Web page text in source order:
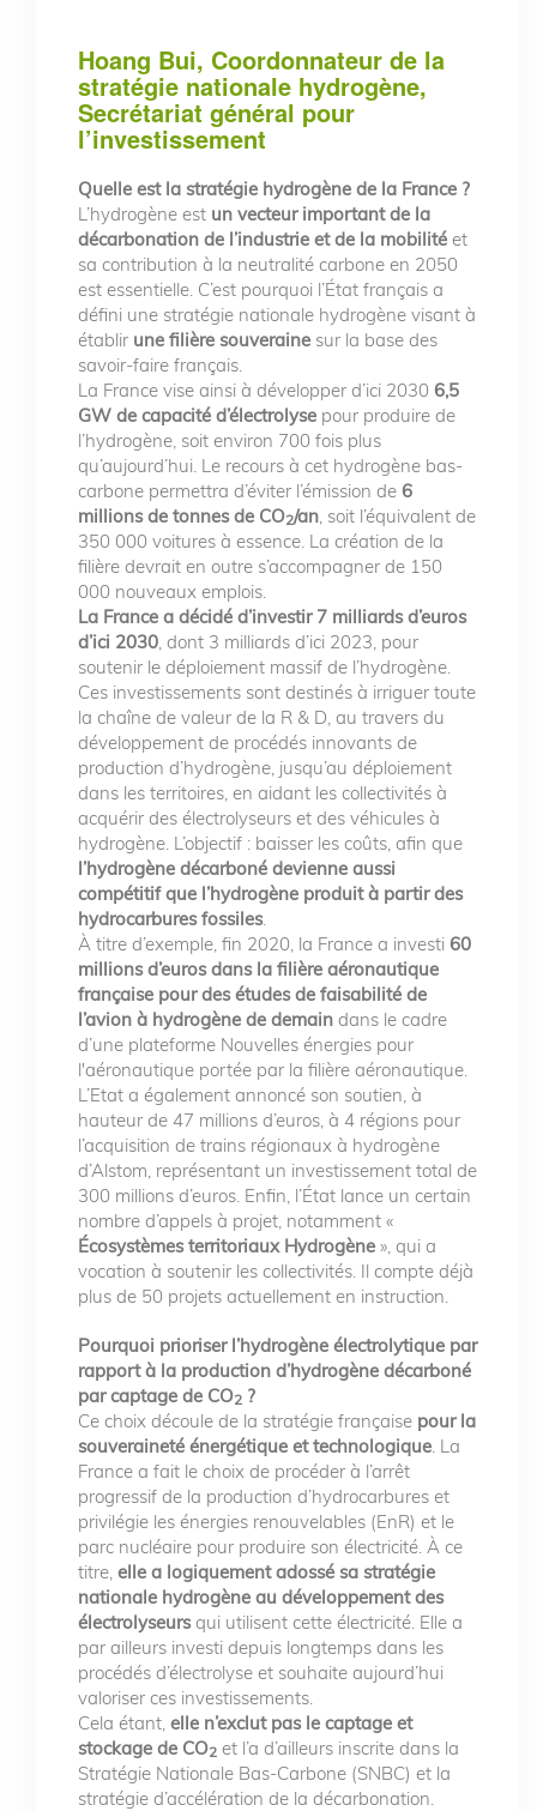
Hoang Bui, Coordonnateur de la
stratégie nationale hydrogène,
Secrétariat général pour
l’investissement
Quelle est la stratégie hydrogène de la France ?
L’hydrogène est un vecteur important de la
décarbonation de l’industrie et de la mobilité et
sa contribution à la neutralité carbone en 2050
est essentielle. C’est pourquoi l’État français a
défini une stratégie nationale hydrogène visant à
établir une filière souveraine sur la base des
savoir-faire français.
La France vise ainsi à développer d’ici 2030 6,5
GW de capacité d’électrolyse pour produire de
l’hydrogène, soit environ 700 fois plus
qu’aujourd’hui. Le recours à cet hydrogène bas-
carbone permettra d’éviter l’émission de 6
millions de tonnes de CO2/an , soit l’équivalent de
350 000 voitures à essence. La création de la
filière devrait en outre s’accompagner de 150
000 nouveaux emplois.
La France a décidé d’investir 7 milliards d’euros
d’ici 2030 , dont 3 milliards d’ici 2023, pour
soutenir le déploiement massif de l’hydrogène.
Ces investissements sont destinés à irriguer toute
la chaîne de valeur de la R & D, au travers du
développement de procédés innovants de
production d’hydrogène, jusqu’au déploiement
dans les territoires, en aidant les collectivités à
acquérir des électrolyseurs et des véhicules à
hydrogène. L’objectif : baisser les coûts, afin que
l’hydrogène décarboné devienne aussi
compétitif que l’hydrogène produit à partir des
hydrocarbures fossiles.
À titre d’exemple, fin 2020, la France a investi 60
millions d’euros dans la filière aéronautique
française pour des études de faisabilité de
l’avion à hydrogène de demain dans le cadre
d’une plateforme Nouvelles énergies pour
l'aéronautique portée par la filière aéronautique.
L’Etat a également annoncé son soutien, à
hauteur de 47 millions d’euros, à 4 régions pour
l’acquisition de trains régionaux à hydrogène
d’Alstom, représentant un investissement total de
300 millions d’euros. Enfin, l’État lance un certain
nombre d’appels à projet, notamment «
Écosystèmes territoriaux Hydrogène », qui a
vocation à soutenir les collectivités. Il compte déjà
plus de 50 projets actuellement en instruction.
Pourquoi prioriser l’hydrogène électrolytique par
rapport à la production d’hydrogène décarboné
par captage de CO2 ?
Ce choix découle de la stratégie française pour la
souveraineté énergétique et technologique . La
France a fait le choix de procéder à l’arrêt
progressif de la production d’hydrocarbures et
privilégie les énergies renouvelables (EnR) et le
parc nucléaire pour produire son électricité. À ce
titre, elle a logiquement adossé sa stratégie
nationale hydrogène au développement des
électrolyseursqui utilisent cette électricité. Elle a
par ailleurs investi depuis longtemps dans les
procédés d’électrolyse et souhaite aujourd’hui
valoriser ces investissements.
Cela étant, elle n’exclut pas le captage et
stockage de CO2 et l’a d’ailleurs inscrite dans la
Stratégie Nationale Bas-Carbone (SNBC) et la
stratégie d’accélération de la décarbonation.